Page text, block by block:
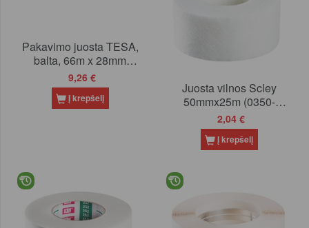
Pakavimo juosta TESA,
balta, 66m x 28mm
(04120)
9,26 €
Į krepšelį
Juosta vilnos Scley
50mmx25m (0350-
385025)
2,04 €
Į krepšelį